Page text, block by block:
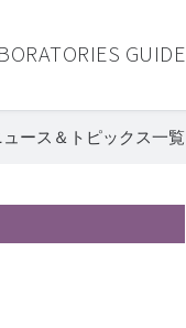
GUIDE
ュース＆トピックス一覧